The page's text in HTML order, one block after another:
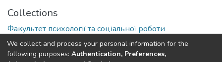
Collections
Факультет психології та соціальної роботи
Full item page
We collect and process your personal information for the
following purposes: Authentication, Preferences,